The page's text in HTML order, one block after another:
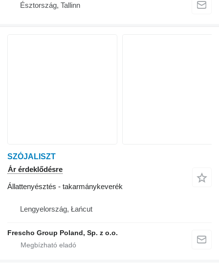
Észtország, Tallinn
SZÓJALISZT
Ár érdeklődésre
Állattenyésztés - takarmánykeverék
Lengyelország, Łańcut
Frescho Group Poland, Sp. z o.o.